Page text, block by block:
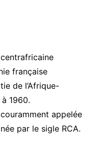
française
de l’Afrique-
1960.
appelée
par le sigle RCA.